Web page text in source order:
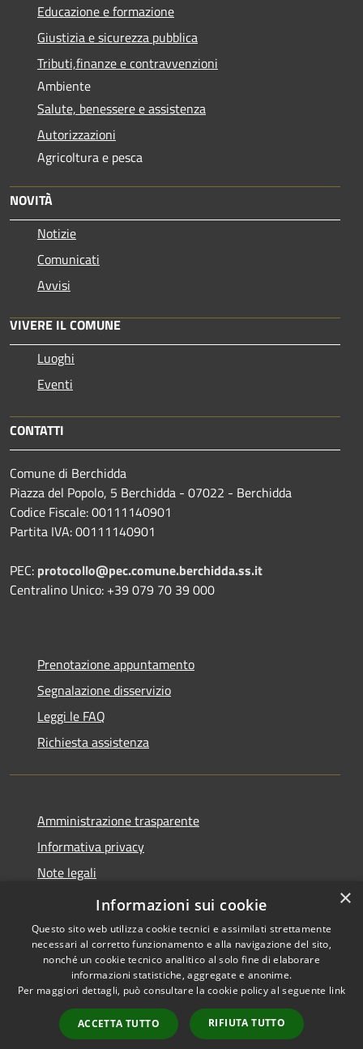
Educazione e formazione
Giustizia e sicurezza pubblica
Tributi,finanze e contravvenzioni
Ambiente
Salute, benessere e assistenza
Autorizzazioni
Agricoltura e pesca
NOVITÀ
Notizie
Comunicati
Avvisi
VIVERE IL COMUNE
Luoghi
Eventi
CONTATTI
Comune di Berchidda
Piazza del Popolo, 5 Berchidda - 07022 - Berchidda
Codice Fiscale: 00111140901
Partita IVA: 00111140901
PEC: protocollo@pec.comune.berchidda.ss.it
Centralino Unico: +39 079 70 39 000
Prenotazione appuntamento
Segnalazione disservizio
Leggi le FAQ
Richiesta assistenza
Amministrazione trasparente
Informativa privacy
Note legali
Dichiarazione di accessibilità
Accessibilità
Copyright © 2026 • Comune di
Berchidda • Powered by
Municipium•
Accesso
redazione
×
Informazioni sui cookie
Questo sito web utilizza cookie tecnici e assimilati strettamente
necessari al corretto funzionamento e alla navigazione del sito,
nonché un cookie tecnico analitico al solo fine di elaborare
informazioni statistiche, aggregate e anonime.
Per maggiori dettagli, può consultare la cookie policy al seguente link
ACCETTA TUTTO RIFIUTA TUTTO